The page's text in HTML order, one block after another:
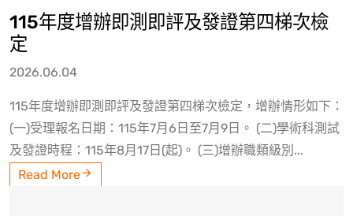
115年度增辦即測即評及發證第四梯次檢
定
2026.06.04
115年度增辦即測即評及發證第四梯次檢定，增辦情形如下：
(一)受理報名日期：115年7月6日至7月9日。 (二)學術科測試
及發證時程：115年8月17日(起)。 (三)增辦職類級別...
Read More